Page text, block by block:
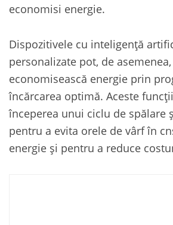
economisi energie.
Dispozitivele cu inteligență
personalizate pot, de asemenea,
economisească energie prin
încărcarea optimă. Aceste
începerea unui ciclu de spălare
pentru a evita orele de vârf în
energie și pentru a reduce